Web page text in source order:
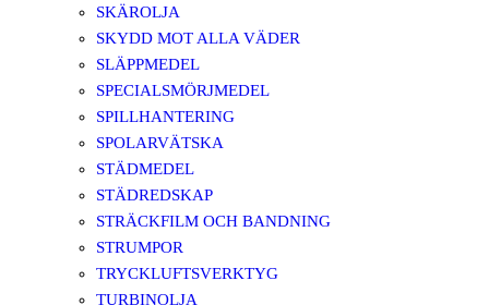
SKÄROLJA
SKYDD MOT ALLA VÄDER
SLÄPPMEDEL
SPECIALSMÖRJMEDEL
SPILLHANTERING
SPOLARVÄTSKA
STÄDMEDEL
STÄDREDSKAP
STRÄCKFILM OCH BANDNING
STRUMPOR
TRYCKLUFTSVERKTYG
TURBINOLJA